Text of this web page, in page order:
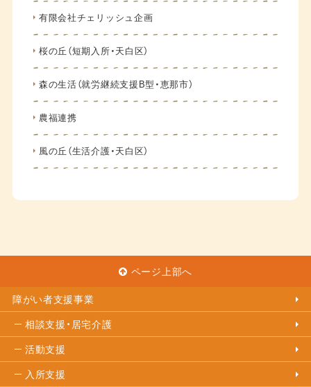
有限会社チェリッシュ企画
桜の丘（短期入所・天白区）
森の生活（就労継続支援B型・恵那市）
農福連携
風の丘（生活介護・天白区）
ページ上部へ
障がい者支援事業
相談支援・居宅介護
活動支援
入所支援